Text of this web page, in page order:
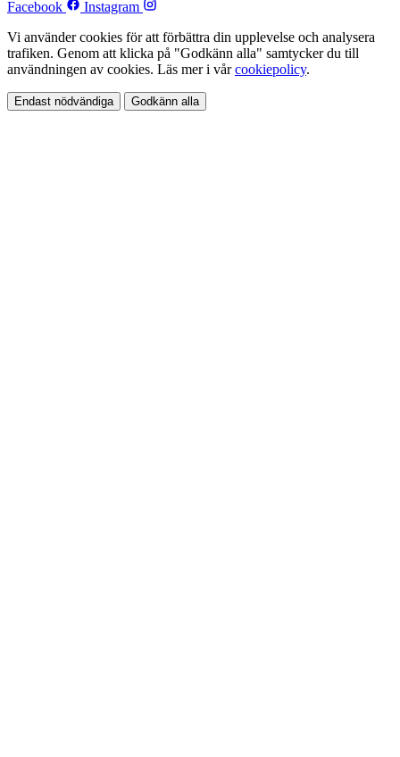
Facebook
Instagram
Vi använder cookies för att förbättra din upplevelse och analysera
trafiken. Genom att klicka på "Godkänn alla" samtycker du till
användningen av cookies. Läs mer i vårcookiepolicy.
Endast nödvändiga Godkänn alla